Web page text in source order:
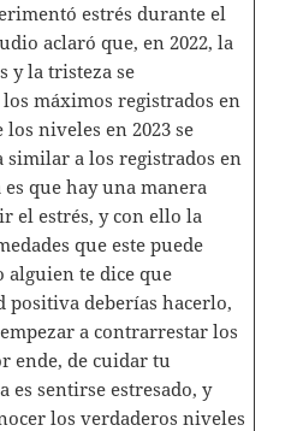
estrés durante el
aclaró que, en 2022, la
y la tristeza se
máximos registrados en
niveles en 2023 se
similar a los registrados en
que hay una manera
el estrés, y con ello la
que este puede
alguien te dice que
positiva deberías hacerlo,
a contrarrestar los
ende, de cuidar tu
es sentirse estresado, y
los verdaderos niveles